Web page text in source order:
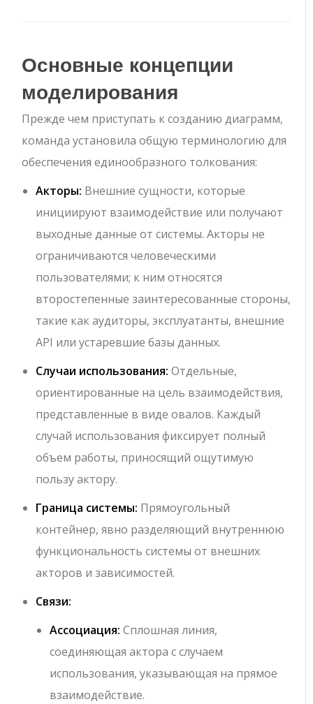
Основные концепции
моделирования
Прежде чем приступать к созданию диаграмм,
команда установила общую терминологию для
обеспечения единообразного толкования:
Акторы: Внешние сущности, которые
инициируют взаимодействие или получают
выходные данные от системы. Акторы не
ограничиваются человеческими
пользователями; к ним относятся
второстепенные заинтересованные стороны,
такие как аудиторы, эксплуатанты, внешние
API или устаревшие базы данных.
Случаи использования: Отдельные,
ориентированные на цель взаимодействия,
представленные в виде овалов. Каждый
случай использования фиксирует полный
объем работы, приносящий ощутимую
пользу актору.
Граница системы: Прямоугольный
контейнер, явно разделяющий внутреннюю
функциональность системы от внешних
акторов и зависимостей.
Связи:
Ассоциация: Сплошная линия,
соединяющая актора с случаем
использования, указывающая на прямое
взаимодействие.